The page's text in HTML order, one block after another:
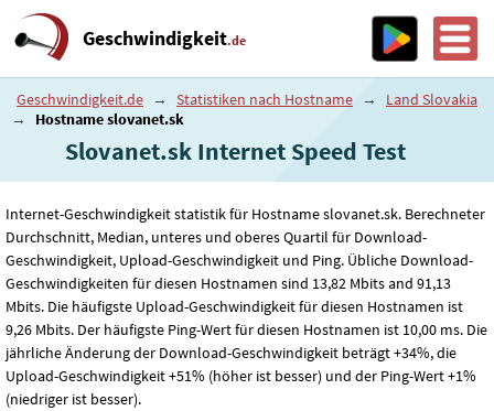
Geschwindigkeit.de
Geschwindigkeit.de → Statistiken nach Hostname →
Land Slovakia
→
Hostname slovanet.sk
Slovanet.sk Internet Speed ​​Test
Internet-Geschwindigkeit statistik für Hostname slovanet.sk. Berechneter
Durchschnitt, Median, unteres und oberes Quartil für Download-
Geschwindigkeit, Upload-Geschwindigkeit und Ping. Übliche Download-
Geschwindigkeiten für diesen Hostnamen sind 13,82 Mbits and 91,13
Mbits. Die häufigste Upload-Geschwindigkeit für diesen Hostnamen ist
9,26 Mbits. Der häufigste Ping-Wert für diesen Hostnamen ist 10,00 ms. Die
jährliche Änderung der Download-Geschwindigkeit beträgt +34%, die
Upload-Geschwindigkeit +51% (höher ist besser) und der Ping-Wert +1%
(niedriger ist besser).